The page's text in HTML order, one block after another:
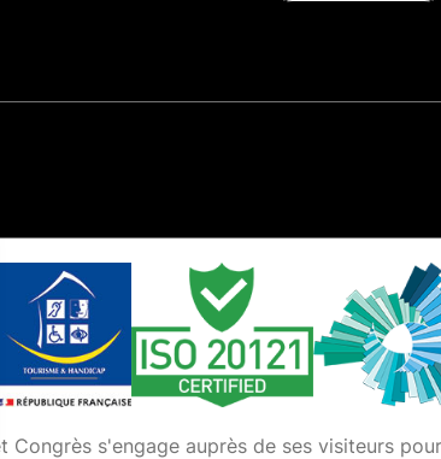
Congrès s'engage auprès de ses visiteurs